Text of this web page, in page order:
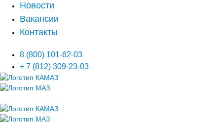
Новости
Вакансии
Контакты
8 (800) 101-62-03
+ 7 (812) 309-23-03